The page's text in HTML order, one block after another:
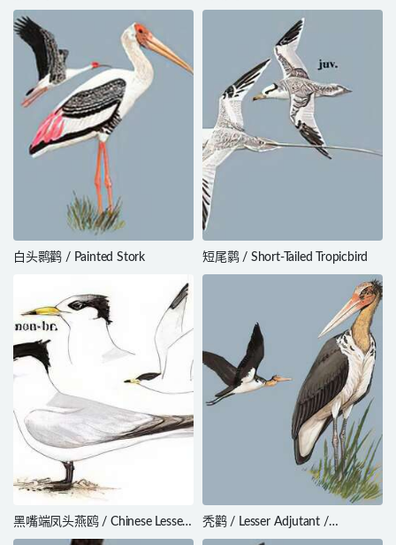
白头鹮鹳 / Painted Stork 短尾鹲 / Short-Tailed Tropicbird
黑嘴端凤头燕鸥 / Chinese Lesser
Crested Tern
秃鹳 / Lesser Adjutant /
Leptoptilos javanicus